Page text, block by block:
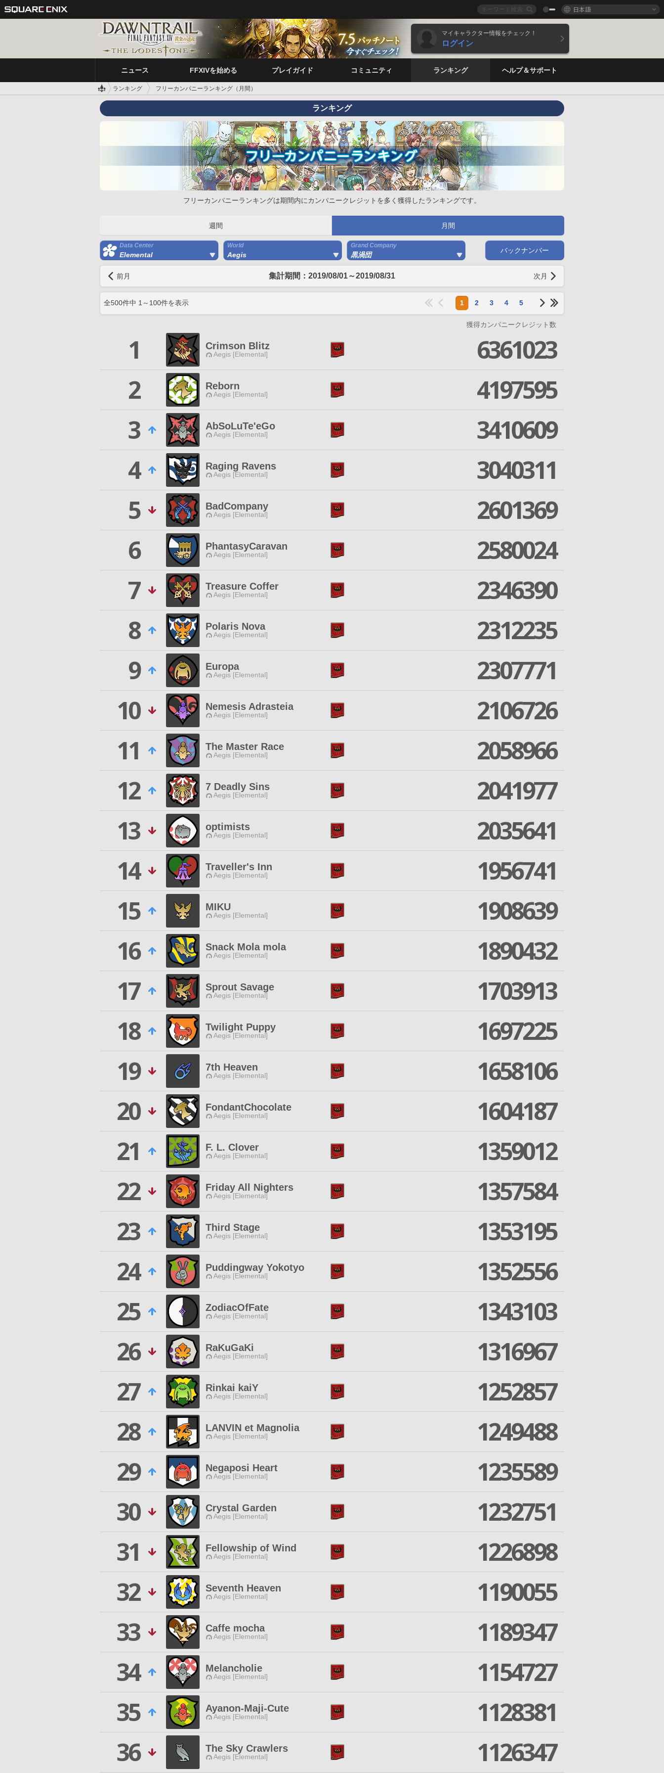
日本語
マイキャラクター情報をチェック！
ログイン
ニュース FFXIVを始める プレイガイド コミュニティ ランキング ヘルプ＆サポート
ランキング フリーカンパニーランキング（月間）
ランキング
フリーカンパニーランキングは期間内にカンパニークレジットを多く獲得したランキングです。
週間 月間
Data Center
Elemental
World
Aegis
Grand Company
黒渦団
バックナンバー
前月 集計期間：2019/08/01～2019/08/31 次月
全500件中 1 ～ 100件を表示 1 2 3 4 5
獲得カンパニークレジット数
1 Crimson Blitz
Aegis [Elemental]
6361023
2
Reborn
Aegis [Elemental]
4197595
3
AbSoLuTe'eGo
Aegis [Elemental]
3410609
4
Raging Ravens
Aegis [Elemental]
3040311
5
BadCompany
Aegis [Elemental]
2601369
6
PhantasyCaravan
Aegis [Elemental]
2580024
7
Treasure Coffer
Aegis [Elemental]
2346390
8
Polaris Nova
Aegis [Elemental]
2312235
9
Europa
Aegis [Elemental]
2307771
10
Nemesis Adrasteia
Aegis [Elemental]
2106726
11
The Master Race
Aegis [Elemental]
2058966
12
7 Deadly Sins
Aegis [Elemental]
2041977
13
optimists
Aegis [Elemental]
2035641
14
Traveller's Inn
Aegis [Elemental]
1956741
15
MIKU
Aegis [Elemental]
1908639
16
Snack Mola mola
Aegis [Elemental]
1890432
17
Sprout Savage
Aegis [Elemental]
1703913
18
Twilight Puppy
Aegis [Elemental]
1697225
19
7th Heaven
Aegis [Elemental]
1658106
20
FondantChocolate
Aegis [Elemental]
1604187
21
F. L. Clover
Aegis [Elemental]
1359012
22
Friday All Nighters
Aegis [Elemental]
1357584
23
Third Stage
Aegis [Elemental]
1353195
24
Puddingway Yokotyo
Aegis [Elemental]
1352556
25
ZodiacOfFate
Aegis [Elemental]
1343103
26
RaKuGaKi
Aegis [Elemental]
1316967
27
Rinkai kaiY
Aegis [Elemental]
1252857
28
LANVIN et Magnolia
Aegis [Elemental]
1249488
29
Negaposi Heart
Aegis [Elemental]
1235589
30
Crystal Garden
Aegis [Elemental]
1232751
31
Fellowship of Wind
Aegis [Elemental]
1226898
32
Seventh Heaven
Aegis [Elemental]
1190055
33
Caffe mocha
Aegis [Elemental]
1189347
34
Melancholie
Aegis [Elemental]
1154727
35
Ayanon-Maji-Cute
Aegis [Elemental]
1128381
36
The Sky Crawlers
Aegis [Elemental] 1126347